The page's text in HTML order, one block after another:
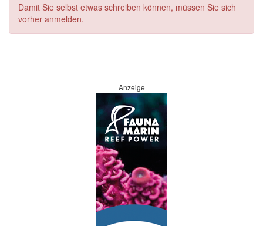
Damit Sie selbst etwas schreiben können, müssen Sie sich
vorher anmelden.
Anzeige